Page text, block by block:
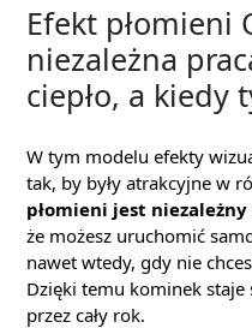
Efekt płomieni
niezależna
ciepło, a kiedy
W tym modelu efekty
tak, by były atrakcyjne w
płomieni jest
że możesz uruchomić
nawet wtedy, gdy nie
Dzięki temu kominek
przez cały rok.